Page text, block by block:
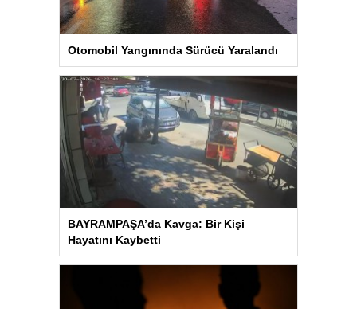
Otomobil Yangınında Sürücü Yaralandı
BAYRAMPAŞA’da Kavga: Bir Kişi
Hayatını Kaybetti